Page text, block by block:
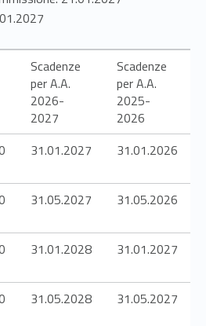
Scadenze
per A.A.
2026-
2027
Scadenze
per A.A.
2025-
2026
31.01.2027 31.01.2026
31.05.2027 31.05.2026
31.01.2028 31.01.2027
31.05.2028 31.05.2027